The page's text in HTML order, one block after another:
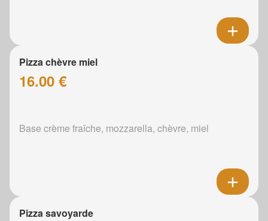
Pizza chèvre miel
16.00 €
Base crème fraîche, mozzarella, chèvre, miel
Pizza savoyarde